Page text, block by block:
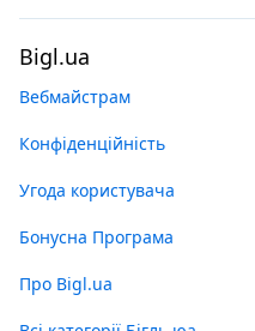
Bigl.ua
Вебмайстрам
Конфіденційність
Угода користувача
Бонусна Програма
Про Bigl.ua